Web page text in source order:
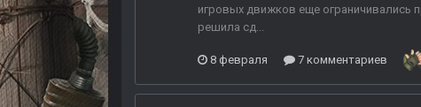
игровых движков еще ограничивались
решила сд...
8 февраля 7 комментариев